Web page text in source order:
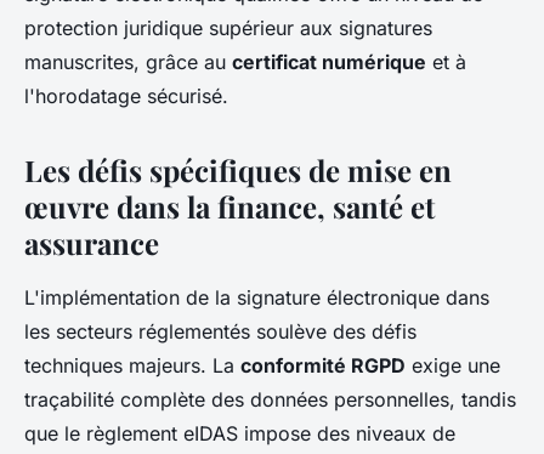
protection juridique supérieur aux signatures
manuscrites, grâce au certificat numérique et à
l'horodatage sécurisé.
Les défis spécifiques de mise en
œuvre dans la finance, santé et
assurance
L'implémentation de la signature électronique dans
les secteurs réglementés soulève des défis
techniques majeurs. La conformité RGPD exige une
traçabilité complète des données personnelles, tandis
que le règlement eIDAS impose des niveaux de